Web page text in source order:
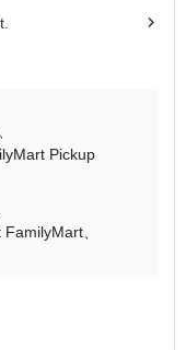
Pickup
FamilyMart